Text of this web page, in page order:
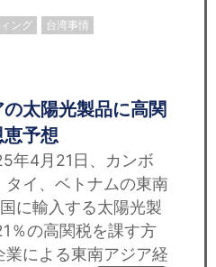
ング
台湾事情
太陽光製品に高関
予想
年4月21日、カンボ
タイ、ベトナムの東南
に輸入する太陽光製
％の高関税を課す方
による東南アジア経